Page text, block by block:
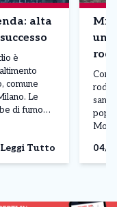
alta
è
comune
Le
di fumo
Leggi Tutto
un
04/